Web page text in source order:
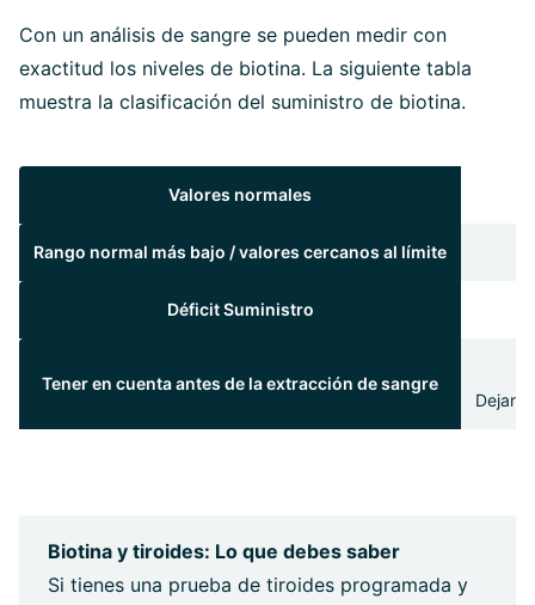
Con un análisis de sangre se pueden medir con
exactitud los niveles de biotina. La siguiente tabla
muestra la clasificación del suministro de biotina.
Valores normales
Rango normal más bajo / valores cercanos al límite
Déficit Suministro
Tener en cuenta antes de la extracción de sangre
Dejar
Biotina y tiroides: Lo que debes saber
Si tienes una prueba de tiroides programada y